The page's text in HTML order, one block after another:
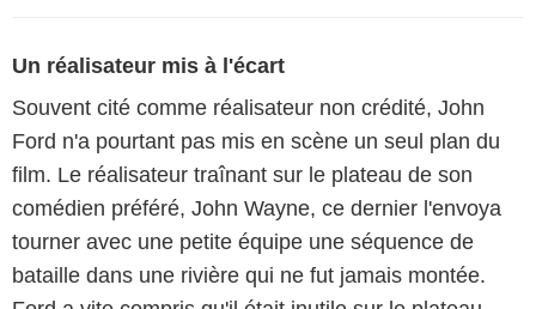
Un réalisateur mis à l'écart
Souvent cité comme réalisateur non crédité, John
Ford n'a pourtant pas mis en scène un seul plan du
film. Le réalisateur traînant sur le plateau de son
comédien préféré, John Wayne, ce dernier l'envoya
tourner avec une petite équipe une séquence de
bataille dans une rivière qui ne fut jamais montée.